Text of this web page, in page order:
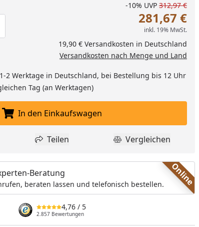
verringern
manuell eingeben
um eins erhöhen
-10% UVP 312,97 €
281,67 €
inkl. 19% MwSt.
19,90 € Versandkosten in Deutschland
Versandkosten nach Menge und Land
2 Werktage in Deutschland, bei Bestellung bis 12 Uhr
Tag (an Werktagen)
In den Einkaufswagen legen
In den Einkaufswagen
Wunschliste hinzufügen
Teilen
Teilen Produkt
Vergleichen
Online
Beratung
beraten lassen und telefonisch bestellen.
4,76 / 5
2.857 Bewertungen